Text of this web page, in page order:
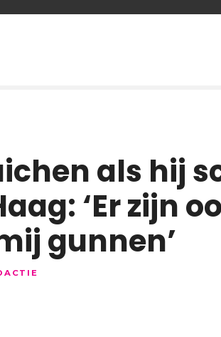
als hij
‘Er zijn
gunnen’